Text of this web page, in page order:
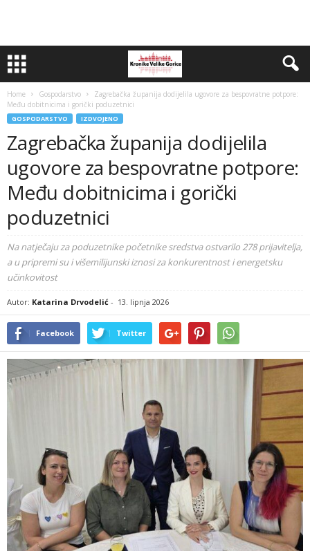
Home Gospodarstvo
Zagrebačka županija dodijelila ugovore za bespovratne potpore:
Među dobitnicima i gorički poduzetnici
GOSPODARSTVO IZDVOJENO
Zagrebačka županija dodijelila
ugovore za bespovratne potpore:
Među dobitnicima i gorički
poduzetnici
Na natječaju za poduzetnike početnike sredstva ostvarilo 278 prijavitelja,
a u pripremi su i višemilijunski iznosi za konkurentnost i energetsku
učinkovitost
Autor: Katarina Drvodelić - 13. lipnja 2026
Facebook Twitter